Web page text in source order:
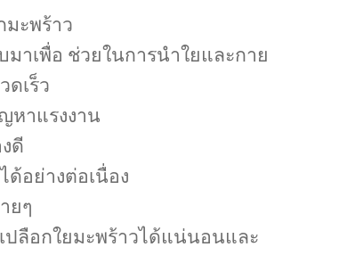
มะพร้าว
มาเพื่อ ช่วยในการนำใยและกาย
ดเร็ว
หาแรงงาน
ดี
ด้อย่างต่อเนื่อง
ยๆ
ลือกใยมะพร้าวได้แน่นอนและ